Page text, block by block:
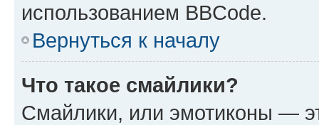
использованием BBCode.
Вернуться к началу
Что такое смайлики?
Смайлики, или эмотиконы —